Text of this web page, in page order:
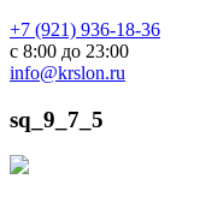
+7 (921) 936-18-36
с 8:00 до 23:00
info@krslon.ru
sq_9_7_5